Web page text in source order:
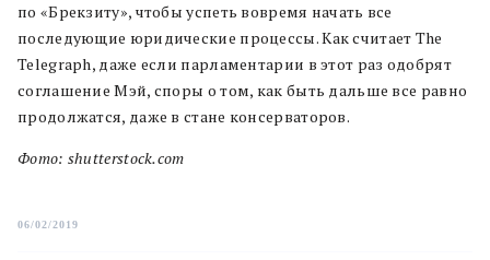
по «Брекзиту», чтобы успеть вовремя начать все
последующие юридические процессы. Как считает The
Telegraph, даже если парламентарии в этот раз одобрят
соглашение Мэй, споры о том, как быть дальше все равно
продолжатся, даже в стане консерваторов.
Фото: shutterstock.com
06/02/2019